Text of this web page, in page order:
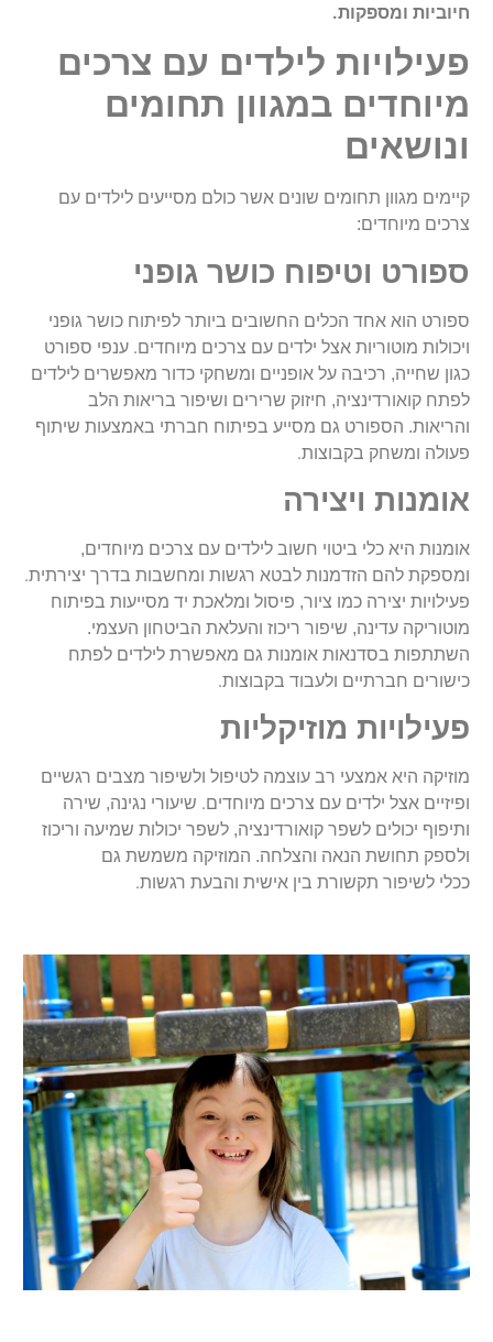
חיוביות ומספקות.
פעילויות לילדים עם צרכים
מיוחדים במגוון תחומים
ונושאים
קיימים מגוון תחומים שונים אשר כולם מסייעים לילדים עם
צרכים מיוחדים:
ספורט וטיפוח כושר גופני
ספורט הוא אחד הכלים החשובים ביותר לפיתוח כושר גופני
ויכולות מוטוריות אצל ילדים עם צרכים מיוחדים. ענפי ספורט
כגון שחייה, רכיבה על אופניים ומשחקי כדור מאפשרים לילדים
לפתח קואורדינציה, חיזוק שרירים ושיפור בריאות הלב
והריאות. הספורט גם מסייע בפיתוח חברתי באמצעות שיתוף
פעולה ומשחק בקבוצות.
אומנות ויצירה
אומנות היא כלי ביטוי חשוב לילדים עם צרכים מיוחדים,
ומספקת להם הזדמנות לבטא רגשות ומחשבות בדרך יצירתית.
פעילויות יצירה כמו ציור, פיסול ומלאכת יד מסייעות בפיתוח
מוטוריקה עדינה, שיפור ריכוז והעלאת הביטחון העצמי.
השתתפות בסדנאות אומנות גם מאפשרת לילדים לפתח
כישורים חברתיים ולעבוד בקבוצות.
פעילויות מוזיקליות
מוזיקה היא אמצעי רב עוצמה לטיפול ולשיפור מצבים רגשיים
ופיזיים אצל ילדים עם צרכים מיוחדים. שיעורי נגינה, שירה
ותיפוף יכולים לשפר קואורדינציה, לשפר יכולות שמיעה וריכוז
ולספק תחושת הנאה והצלחה. המוזיקה משמשת גם
ככלי לשיפור תקשורת בין אישית והבעת רגשות.